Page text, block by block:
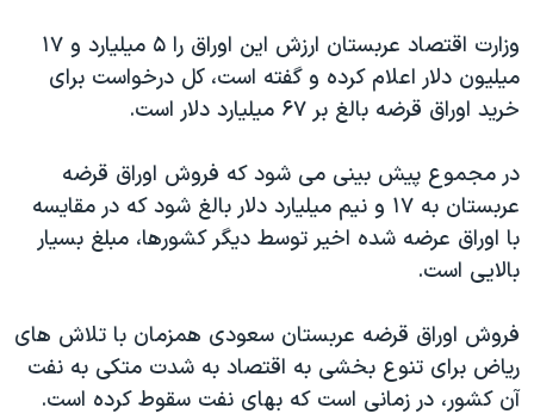
دادگاه حمید نوری
چهل سال گروگان‌گیری
اعتراضات مردمی آبان ۹۸
اسرائیل در جنگ
نرگس محمدی برنده جایزه نوبل صلح
صفحه‌های ویژه
سفر پرزیدنت ترامپ به چین
وزارت اقتصاد عربستان ارزش این اوراق را ۵ میلیارد و ۱۷
میلیون دلار اعلام کرده و گفته است، کل درخواست برای
خرید اوراق قرضه بالغ بر ۶۷ میلیارد دلار است.
در مجموع پیش بینی می شود که فروش اوراق قرضه
عربستان به ۱۷ و نیم میلیارد دلار بالغ شود که در مقایسه
با اوراق عرضه شده اخیر توسط دیگر کشورها، مبلغ بسیار
بالایی است.
فروش اوراق قرضه عربستان سعودی همزمان با تلاش های
ریاض برای تنوع بخشی به اقتصاد به شدت متکی به نفت
آن کشور، در زمانی است که بهای نفت سقوط کرده است.